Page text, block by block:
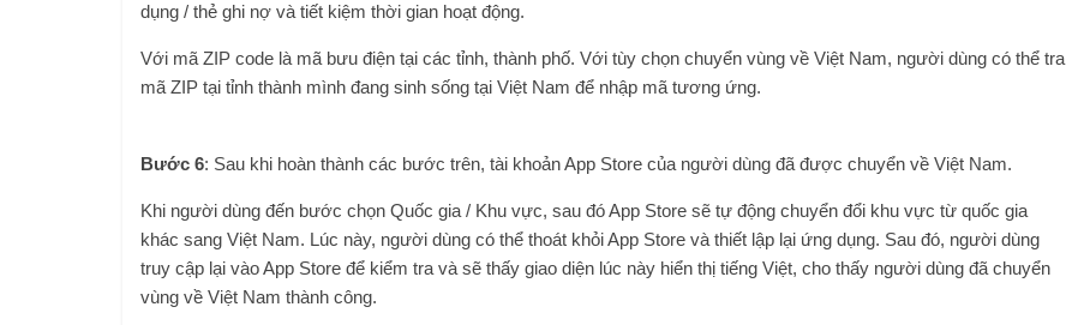
dụng / thẻ ghi nợ và tiết kiệm thời gian hoạt động.
Với mã ZIP code là mã bưu điện tại các tỉnh, thành phố. Với tùy chọn chuyển vùng về Việt Nam, người dùng có thể tra
mã ZIP tại tỉnh thành mình đang sinh sống tại Việt Nam để nhập mã tương ứng.
Bước 6: Sau khi hoàn thành các bước trên, tài khoản App Store của người dùng đã được chuyển về Việt Nam.
Khi người dùng đến bước chọn Quốc gia / Khu vực, sau đó App Store sẽ tự động chuyển đổi khu vực từ quốc gia
khác sang Việt Nam. Lúc này, người dùng có thể thoát khỏi App Store và thiết lập lại ứng dụng. Sau đó, người dùng
truy cập lại vào App Store để kiểm tra và sẽ thấy giao diện lúc này hiển thị tiếng Việt, cho thấy người dùng đã chuyển
vùng về Việt Nam thành công.